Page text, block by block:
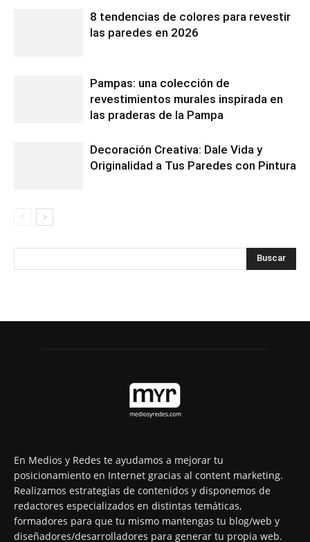
8 tendencias de colores para revestir
las paredes en 2026
Pampas: una colección de
revestimientos murales inspirada en
las praderas de la Pampa
Decoración Creativa: Dale Vida y
Originalidad a Tus Paredes con Pintura
En Medios y Redes te ayudamos a mejorar tu
posicionamiento en Internet gracias al content marketing.
Realizamos estrategias de contenidos y disponemos de
redactores especializados en distintas temáticas,
formadores para que tu mismo mantengas tu blog/web y
diseñadores/desarrolladores para generar tu propia web.